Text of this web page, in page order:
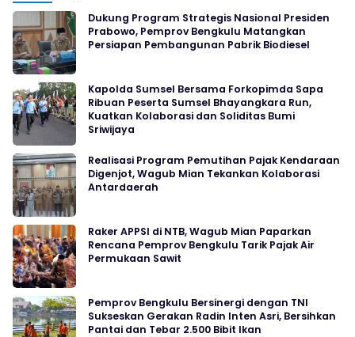
Dukung Program Strategis Nasional Presiden
Prabowo, Pemprov Bengkulu Matangkan
Persiapan Pembangunan Pabrik Biodiesel
Kapolda Sumsel Bersama Forkopimda Sapa
Ribuan Peserta Sumsel Bhayangkara Run,
Kuatkan Kolaborasi dan Soliditas Bumi
Sriwijaya
Realisasi Program Pemutihan Pajak Kendaraan
Digenjot, Wagub Mian Tekankan Kolaborasi
Antardaerah
Raker APPSI di NTB, Wagub Mian Paparkan
Rencana Pemprov Bengkulu Tarik Pajak Air
Permukaan Sawit
Pemprov Bengkulu Bersinergi dengan TNI
Sukseskan Gerakan Radin Inten Asri, Bersihkan
Pantai dan Tebar 2.500 Bibit Ikan